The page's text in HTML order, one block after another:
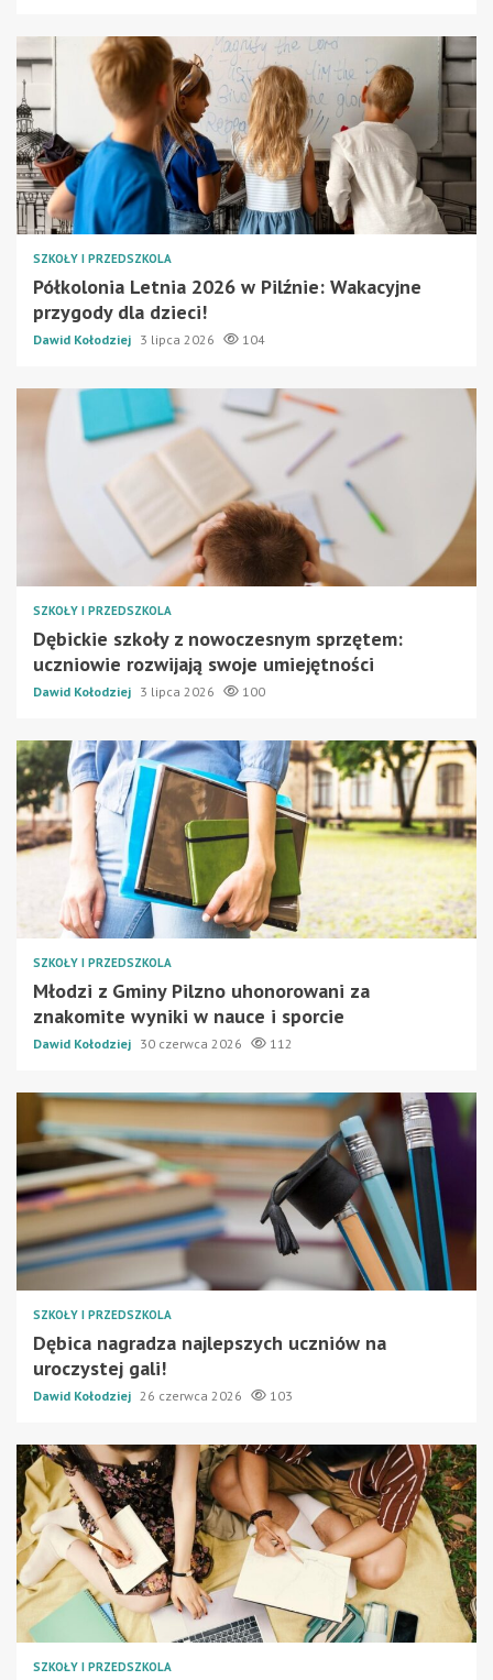
SZKOŁY I PRZEDSZKOLA
Półkolonia Letnia 2026 w Pilźnie: Wakacyjne
przygody dla dzieci!
Dawid Kołodziej 3 lipca 2026 104
SZKOŁY I PRZEDSZKOLA
Dębickie szkoły z nowoczesnym sprzętem:
uczniowie rozwijają swoje umiejętności
Dawid Kołodziej 3 lipca 2026 100
SZKOŁY I PRZEDSZKOLA
Młodzi z Gminy Pilzno uhonorowani za
znakomite wyniki w nauce i sporcie
Dawid Kołodziej 30 czerwca 2026 112
SZKOŁY I PRZEDSZKOLA
Dębica nagradza najlepszych uczniów na
uroczystej gali!
Dawid Kołodziej 26 czerwca 2026 103
SZKOŁY I PRZEDSZKOLA